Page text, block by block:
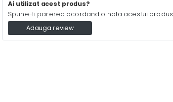
Ai utilizat acest produs?
Spune-ti parerea acordand o nota acestui produs
Adauga review